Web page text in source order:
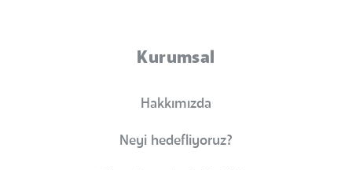
Kurumsal
Hakkımızda
Neyi hedefliyoruz?